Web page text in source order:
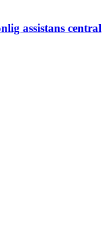
assistans central